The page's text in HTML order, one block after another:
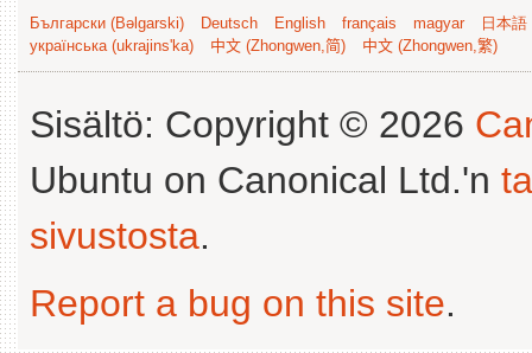
Български (Bəlgarski) Deutsch English français magyar
日本
українська (ukrajins'ka)
中文 (Zhongwen,简) 中文 (Zhongwen,繁)
Sisältö: Copyright © 2026
Ubuntu on Canonical Ltd.'n
sivustosta.
Report a bug on this site.